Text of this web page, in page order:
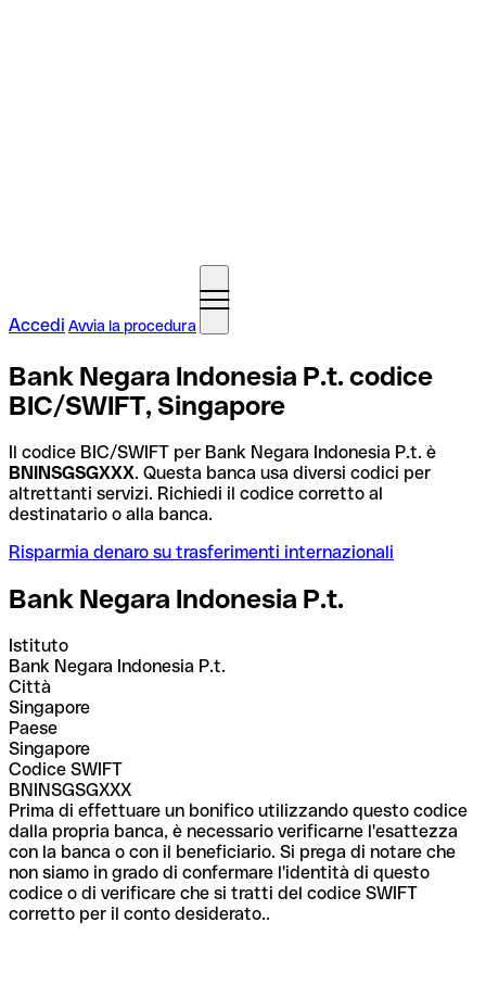
Accedi Avvia la procedura
Bank Negara Indonesia P.t. codice
BIC/SWIFT, Singapore
Il codice BIC/SWIFT per Bank Negara Indonesia P.t. è
BNINSGSGXXX. Questa banca usa diversi codici per
altrettanti servizi. Richiedi il codice corretto al
destinatario o alla banca.
Risparmia denaro su trasferimenti internazionali
Bank Negara Indonesia P.t.
Istituto
Bank Negara Indonesia P.t.
Città
Singapore
Paese
Singapore
Codice SWIFT
BNINSGSGXXX
Prima di effettuare un bonifico utilizzando questo codice
dalla propria banca, è necessario verificarne l'esattezza
con la banca o con il beneficiario. Si prega di notare che
non siamo in grado di confermare l'identità di questo
codice o di verificare che si tratti del codice SWIFT
corretto per il conto desiderato..